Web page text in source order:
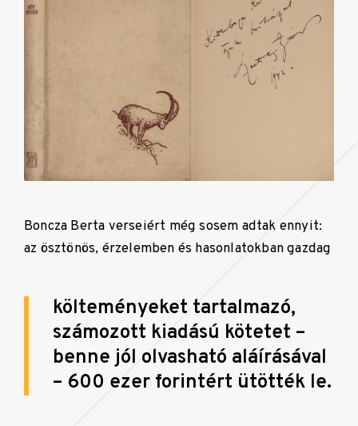
Boncza Berta verseiért még sosem adtak ennyit:
az ösztönös, érzelemben és hasonlatokban gazdag
költeményeket tartalmazó,
számozott kiadású kötetet –
benne jól olvasható aláírásával
– 600 ezer forintért ütötték le.